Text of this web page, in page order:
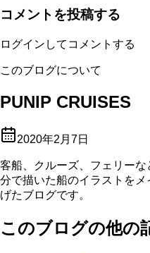
コメントを投稿する
ログインしてコメントする
このブログについて
PUNIP CRUISES
2020年2月7日
客船、クルーズ、フェリー
分で描いた船のイラストを
げたブログです。
このブログの他の